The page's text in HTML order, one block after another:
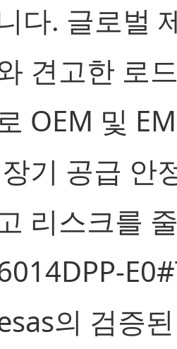
다. 글로벌
견고한 로
OEM 및
기 공급 안
리스크를
의 검증